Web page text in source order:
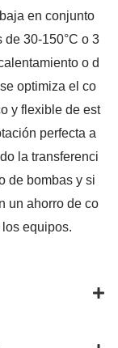
en conjunto
de 30-150°C o 3
o d
optimiza el co
y flexible de est
perfecta a
la transferenci
de bombas y si
un ahorro de co
equipos.